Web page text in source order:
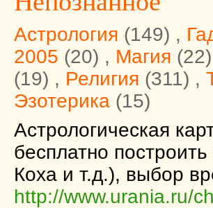
Астрология (149) ,
2005 (20) , Магия
(19) , Религия (311) ,
Эзотерика (15)
Астрологическая
бесплатно
Коха и т.д.), выбор
http://www.urania.ru/